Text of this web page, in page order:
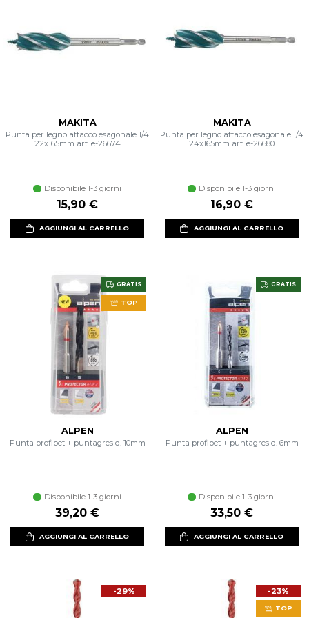
MAKITA
Punta per legno attacco esagonale 1/4
22x165mm art. e-26674
Disponibile 1-3 giorni
15,90 €
AGGIUNGI AL CARRELLO
MAKITA
Punta per legno attacco esagonale 1/4
24x165mm art. e-26680
Disponibile 1-3 giorni
16,90 €
AGGIUNGI AL CARRELLO
GRATIS
TOP
ALPEN
Punta profibet + puntagres d. 10mm
Disponibile 1-3 giorni
39,20 €
AGGIUNGI AL CARRELLO
GRATIS
ALPEN
Punta profibet + puntagres d. 6mm
Disponibile 1-3 giorni
33,50 €
AGGIUNGI AL CARRELLO
-29% -23%
TOP